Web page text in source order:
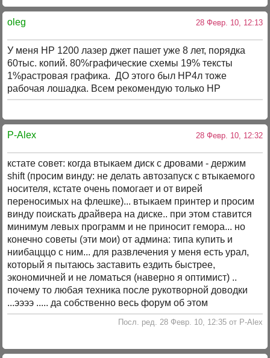
oleg 28 Февр. 10, 12:13
У меня НР 1200 лазер джет пашет уже 8 лет, порядка
60тыс. копий. 80%графические схемы 19% тексты
1%растровая графика. ДО этого был НР4л тоже
рабочая лошадка. Всем рекомендую только НР
P-Alex 28 Февр. 10, 12:32
кстате совет: когда втыкаем диск с дровами - держим
shift (просим винду: не делать автозапуск с втыкаемого
носителя, кстате очень помогает и от вирей
переносимых на флешке)... втыкаем принтер и просим
винду поискать драйвера на диске.. при этом ставится
минимум левых программ и не приносит гемора... но
конечно советы (эти мои) от админа: типа купить и
ниибацццо с ним... для развлечения у меня есть урал,
который я пытаюсь заставить ездить быстрее,
экономичней и не ломаться (наверно я оптимист) ..
почему то любая техника после рукотворной доводки
...ээээ ..... да собственно весь форум об этом
Посл. ред. 28 Февр. 10, 12:35 от P-Alex